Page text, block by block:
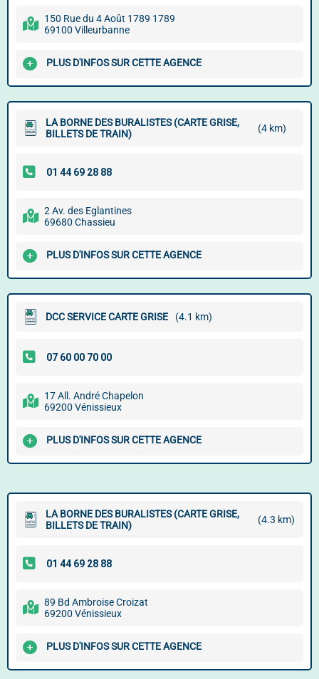
150 Rue du 4 Août 1789 1789
69100 Villeurbanne
PLUS D'INFOS SUR CETTE AGENCE
LA BORNE DES BURALISTES (CARTE GRISE,
BILLETS DE TRAIN)
(4 km)
2 Av. des Eglantines
69680 Chassieu
PLUS D'INFOS SUR CETTE AGENCE
DCC SERVICE CARTE GRISE (4.1 km)
17 All. André Chapelon
69200 Vénissieux
PLUS D'INFOS SUR CETTE AGENCE
LA BORNE DES BURALISTES (CARTE GRISE,
BILLETS DE TRAIN)
(4.3 km)
89 Bd Ambroise Croizat
69200 Vénissieux
PLUS D'INFOS SUR CETTE AGENCE